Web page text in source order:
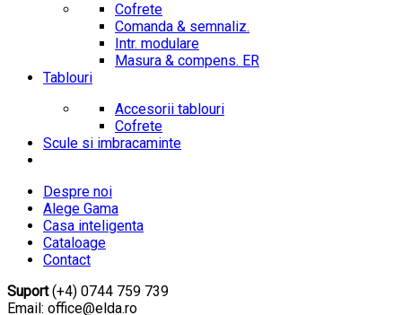
Cofrete
Comanda & semnaliz.
Intr. modulare
Masura & compens. ER
Tablouri
Accesorii tablouri
Cofrete
Scule si imbracaminte
Despre noi
Alege Gama
Casa inteligenta
Cataloage
Contact
Suport(+4) 0744 759 739
Email: office@elda.ro